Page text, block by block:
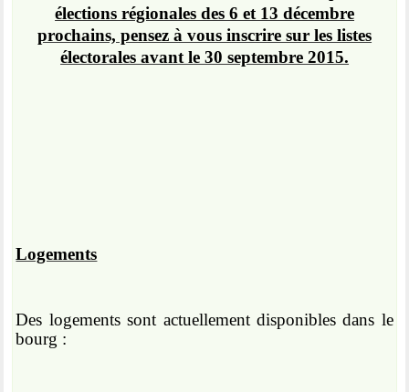
élections régionales des 6 et 13 décembre
prochains, pensez à vous inscrire sur les listes
électorales avant le 30 septembre 2015.
Logements
Des logements sont actuellement disponibles dans le
bourg :